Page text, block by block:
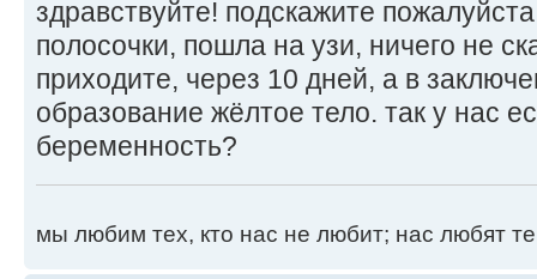
здравствуйте! подскажите
полосочки, пошла на узи, ничего не
приходите, через 10 дней, а в
образование жёлтое тело. так у нас
беременность?
мы любим тех, кто нас не любит; нас любят